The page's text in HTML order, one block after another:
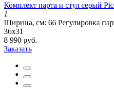
Комплект парта и стул серый
1
Ширина, см: 66 Регулировка
36х31
8 990 руб.
Заказать